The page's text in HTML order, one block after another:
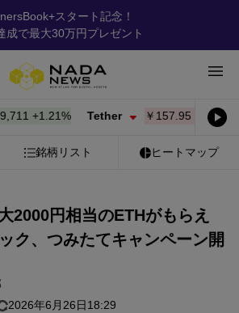
スタート記念！
成で最大30万円プレゼント
+1.21% Tether ￥157.95-0.01%
銘柄リスト ヒートマップ
2000円相当のETHがもらえ
ク、つみたてキャンペーン開
2026年6月26日18:29